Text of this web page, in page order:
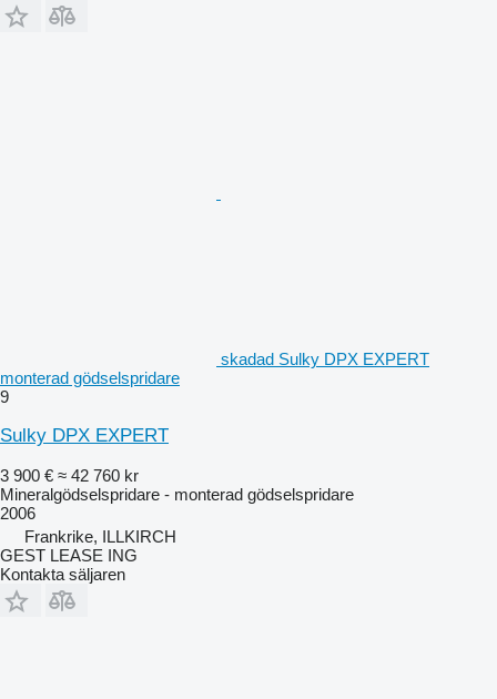
skadad Sulky DPX EXPERT
monterad gödselspridare
9
Sulky DPX EXPERT
3 900 € ≈ 42 760 kr
Mineralgödselspridare - monterad gödselspridare
2006
Frankrike, ILLKIRCH
GEST LEASE ING
Kontakta säljaren